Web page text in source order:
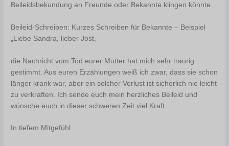
Beileidsbekundung an Freunde oder Bekannte klingen könnte.
Beileid-Schreiben: Kurzes Schreiben für Bekannte – Beispiel
„Liebe Sandra, lieber Jost,
die Nachricht vom Tod eurer Mutter hat mich sehr traurig
gestimmt. Aus euren Erzählungen weiß ich zwar, dass sie schon
länger krank war, aber ein solcher Verlust ist sicherlich nie leicht
zu verkraften. Ich sende euch mein herzliches Beileid und
wünsche euch in dieser schweren Zeit viel Kraft.
In tiefem Mitgefühl